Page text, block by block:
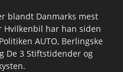
blandt Danmarks mest
har han siden
AUTO, Berlingske
De 3 Stiftstidender og